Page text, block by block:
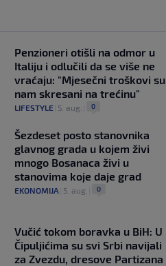
Penzioneri otišli na odmor u
Italiju i odlučili da se više ne
vraćaju: "Mjesečni troškovi su
nam skresani na trećinu"
LIFESTYLE| 5. aug. 0
Šezdeset posto stanovnika
glavnog grada u kojem živi
mnogo Bosanaca živi u
stanovima koje daje grad
EKONOMIJA 5. aug. 0
Vučić tokom boravka u BiH: U
Čipuljićima su svi Srbi navijali
za Zvezdu, dresove Partizana